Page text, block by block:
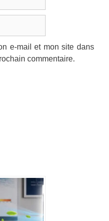
e-mail et mon site dans
commentaire.